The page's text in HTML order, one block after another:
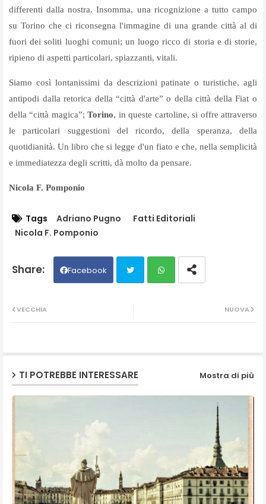
differenti dalla nostra. Insomma, una ricognizione a tutto campo
su Torino che ci riconsegna l'immagine di una grande città al di
fuori dei soliti luoghi comuni; un luogo ricco di storia e di storie,
ripieno di aspetti particolari, spiazzanti, vitali.
Siamo così lontanissimi da descrizioni patinate o turistiche, agli
antipodi dalla retorica della “città d'arte” o della città della Fiat o
della “città magica”;Torino, in queste cartoline, si offre attraverso
le particolari suggestioni del ricordo, della speranza, della
quotidianità. Un libro che si legge d'un fiato e che, nella semplicità
e immediatezza degli scritti, dà molto da pensare.
Nicola F. Pomponio
Tags Adriano Pugno
Fatti Editoriali
Nicola F. Pomponio
Facebook
NUOVA
VECCHIA
TI POTREBBE INTERESSARE Mostra di più